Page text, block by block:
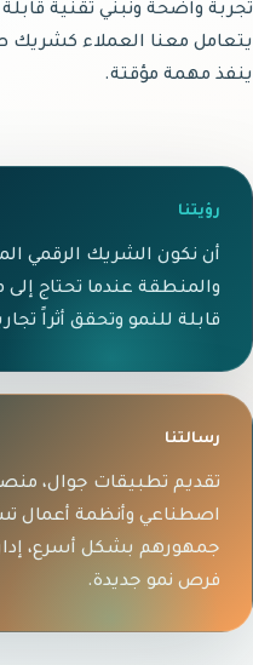
تجربة واضحة ونبني تقنية
يتعامل معنا العملاء كشريك
ينفذ مهمة مؤقتة.
رؤيتنا
أن نكون الشريك الرقمي
والمنطقة عندما تحتاج
قابلة للنمو وتحقق أثراً
رسالتنا
تقديم تطبيقات جوال،
اصطناعي وأنظمة أعمال
جمهورهم بشكل أسرع،
فرص نمو جديدة.